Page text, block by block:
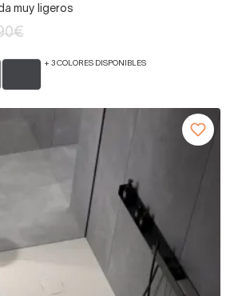
muy ligeros
+ 3 COLORES DISPONIBLES